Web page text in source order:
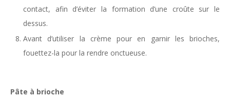
contact, afin d’éviter la formation d’une croûte sur le
dessus.
Avant d’utiliser la crème pour en garnir les brioches,
fouettez-la pour la rendre onctueuse.
Pâte à brioche